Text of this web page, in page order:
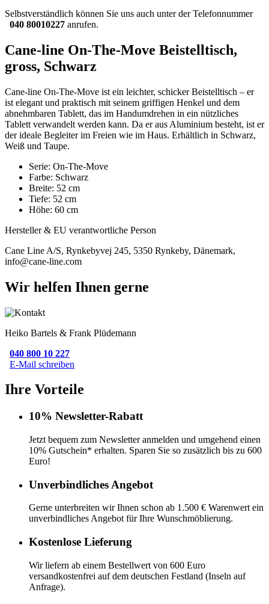
Selbstverständlich können Sie uns auch unter der Telefonnummer
040 80010227 anrufen.
Cane-line On-The-Move Beistelltisch,
gross, Schwarz
Cane-line On-The-Move ist ein leichter, schicker Beistelltisch – er
ist elegant und praktisch mit seinem griffigen Henkel und dem
abnehmbaren Tablett, das im Handumdrehen in ein nützliches
Tablett verwandelt werden kann. Da er aus Aluminium besteht, ist er
der ideale Begleiter im Freien wie im Haus. Erhältlich in Schwarz,
Weiß und Taupe.
Serie: On-The-Move
Farbe: Schwarz
Breite: 52 cm
Tiefe: 52 cm
Höhe: 60 cm
Hersteller & EU verantwortliche Person
Cane Line A/S, Rynkebyvej 245, 5350 Rynkeby, Dänemark,
info@cane-line.com
Wir helfen Ihnen gerne
Heiko Bartels & Frank Plüdemann
040 800 10 227
E-Mail schreiben
Ihre Vorteile
10% Newsletter-Rabatt
Jetzt bequem zum Newsletter anmelden und umgehend einen
10% Gutschein* erhalten. Sparen Sie so zusätzlich bis zu 600
Euro!
Unverbindliches Angebot
Gerne unterbreiten wir Ihnen schon ab 1.500 € Warenwert ein
unverbindliches Angebot für Ihre Wunschmöblierung.
Kostenlose Lieferung
Wir liefern ab einem Bestellwert von 600 Euro
versandkostenfrei auf dem deutschen Festland (Inseln auf
Anfrage).